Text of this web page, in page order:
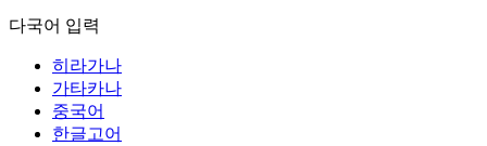
다국어 입력
히라가나
가타카나
중국어
한글고어